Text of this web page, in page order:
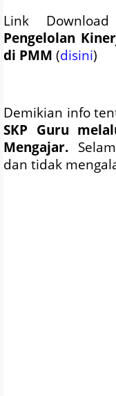
Link Download
Pengelolan
di PMM (disini)
Demikian info
SKP Guru
Mengajar.
dan tidak